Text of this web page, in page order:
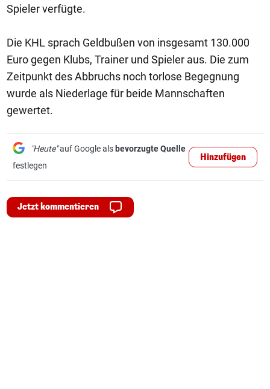
Spieler verfügte.
Die KHL sprach Geldbußen von insgesamt 130.000
Euro gegen Klubs, Trainer und Spieler aus. Die zum
Zeitpunkt des Abbruchs noch torlose Begegnung
wurde als Niederlage für beide Mannschaften
gewertet.
"Heute"auf Google als bevorzugte Quelle
festlegen
Hinzufügen
Jetzt kommentieren